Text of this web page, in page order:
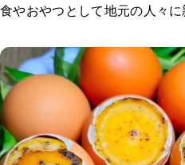
食やおやつとして地元の人々に